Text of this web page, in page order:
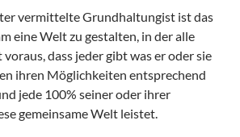
vermittelte Grundhaltungist ist das
eine Welt zu gestalten, in der alle
dass jeder gibt was er oder sie
ihren Möglichkeiten entsprechend
jede 100% seiner oder ihrer
gemeinsame Welt leistet.